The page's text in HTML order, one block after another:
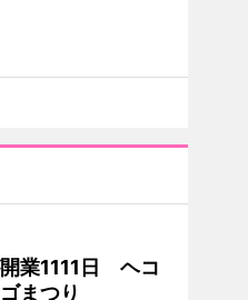
業1111日 ヘコ
まつり